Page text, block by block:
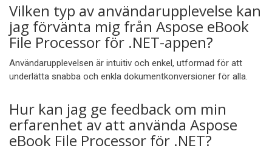
Vilken typ av användarupplevelse kan
jag förvänta mig från Aspose eBook
File Processor för .NET-appen?
Användarupplevelsen är intuitiv och enkel, utformad för att
underlätta snabba och enkla dokumentkonversioner för alla.
Hur kan jag ge feedback om min
erfarenhet av att använda Aspose
eBook File Processor för .NET?